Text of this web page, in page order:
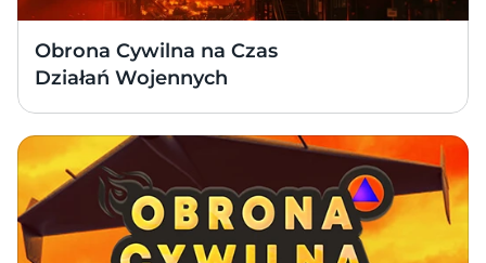
Obrona Cywilna na Czas
Działań Wojennych